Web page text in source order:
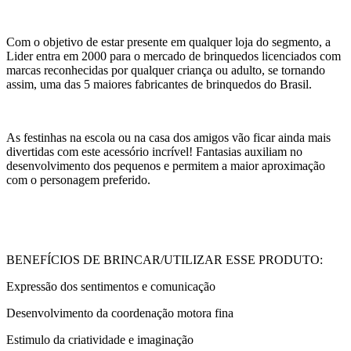
Com o objetivo de estar presente em qualquer loja do segmento, a
Lider entra em 2000 para o mercado de brinquedos licenciados com
marcas reconhecidas por qualquer criança ou adulto, se tornando
assim, uma das 5 maiores fabricantes de brinquedos do Brasil.
As festinhas na escola ou na casa dos amigos vão ficar ainda mais
divertidas com este acessório incrível! Fantasias auxiliam no
desenvolvimento dos pequenos e permitem a maior aproximação
com o personagem preferido.
BENEFÍCIOS DE BRINCAR/UTILIZAR ESSE PRODUTO:
Expressão dos sentimentos e comunicação
Desenvolvimento da coordenação motora fina
Estimulo da criatividade e imaginação